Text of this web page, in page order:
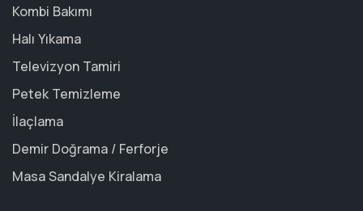
Kombi Bakımı
Halı Yıkama
Televizyon Tamiri
Petek Temizleme
İlaçlama
Demir Doğrama / Ferforje
Masa Sandalye Kiralama